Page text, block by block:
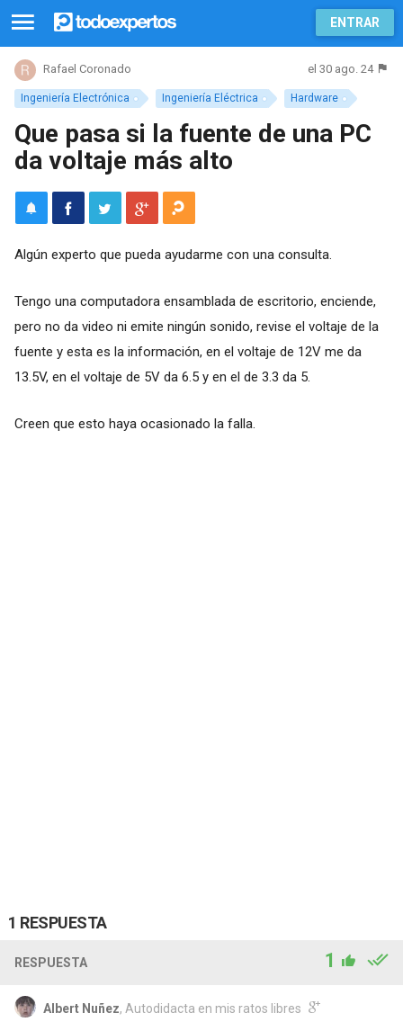
ENTRAR
Ingeniería Electrónica Ingeniería Eléctrica Hardware
Rafael Coronado el 30 ago. 24
Que pasa si la fuente de una PC
da voltaje más alto
Algún experto que pueda ayudarme con una consulta.
Tengo una computadora ensamblada de escritorio, enciende,
pero no da video ni emite ningún sonido, revise el voltaje de la
fuente y esta es la información, en el voltaje de 12V me da
13.5V, en el voltaje de 5V da 6.5 y en el de 3.3 da 5.
Creen que esto haya ocasionado la falla.
1 RESPUESTA
RESPUESTA 1
Albert Nuñez, Autodidacta en mis ratos libres